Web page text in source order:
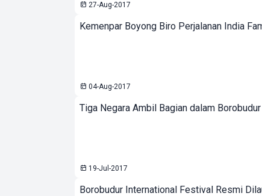
27-Aug-2017
Kemenpar Boyong Biro Perjalanan India
04-Aug-2017
Tiga Negara Ambil Bagian dalam
19-Jul-2017
Borobudur International Festival Resmi